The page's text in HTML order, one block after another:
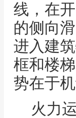
线，在
的侧向
进入建
框和楼
势在于
火力